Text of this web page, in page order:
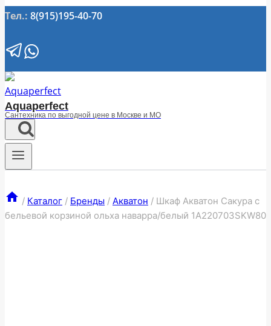
Тел.: 8(915)195-40-70
Aquaperfect
Сантехника по выгодной цене в Москве и МО
/ Каталог / Бренды / Акватон / Шкаф Акватон Сакура с
бельевой корзиной ольха наварра/белый 1A220703SKW80